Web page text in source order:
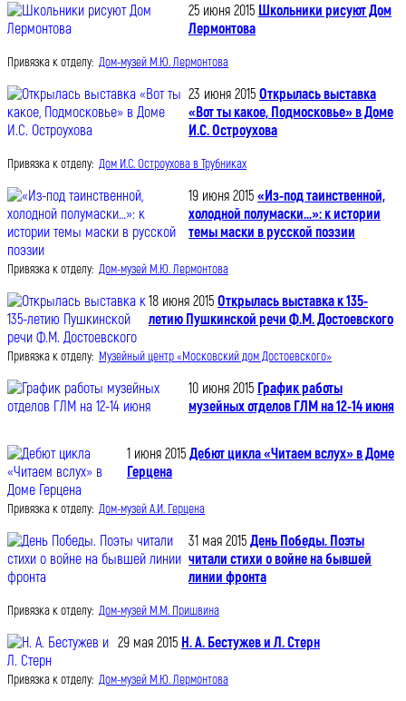
25 июня 2015 Школьники рисуют Дом
Лермонтова
Привязка к отделу: Дом-музей М.Ю. Лермонтова
23 июня 2015 Открылась выставка
«Вот ты какое, Подмосковье» в Доме
И.С. Остроухова
Привязка к отделу: Дом И.С. Остроухова в Трубниках
19 июня 2015 «Из-под таинственной,
холодной полумаски…»: к истории
темы маски в русской поэзии
Привязка к отделу: Дом-музей М.Ю. Лермонтова
18 июня 2015 Открылась выставка к 135-
летию Пушкинской речи Ф.М. Достоевского
Привязка к отделу: Музейный центр «Московский дом Достоевского»
10 июня 2015 График работы
музейных отделов ГЛМ на 12-14 июня
1 июня 2015 Дебют цикла «Читаем вслух» в Доме
Герцена
Привязка к отделу: Дом-музей А.И. Герцена
31 мая 2015 День Победы. Поэты
читали стихи о войне на бывшей
линии фронта
Привязка к отделу: Дом-музей М.М. Пришвина
29 мая 2015 Н. А. Бестужев и Л. Стерн
Привязка к отделу: Дом-музей М.Ю. Лермонтова